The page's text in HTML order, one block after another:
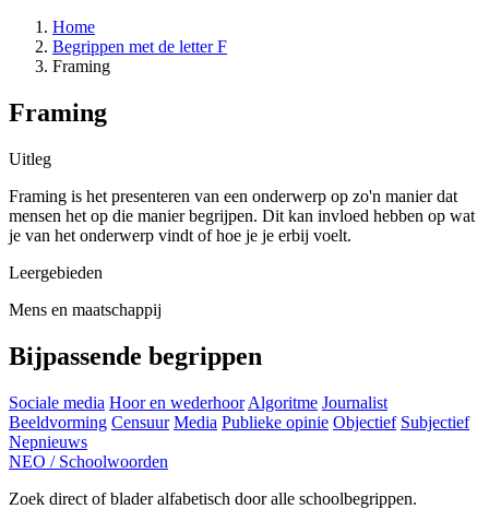
Home
Begrippen met de letter F
Framing
Framing
Uitleg
Framing is het presenteren van een onderwerp op zo'n manier dat
mensen het op die manier begrijpen. Dit kan invloed hebben op wat
je van het onderwerp vindt of hoe je je erbij voelt.
Leergebieden
Mens en maatschappij
Bijpassende begrippen
Sociale media Hoor en wederhoor Algoritme Journalist
Beeldvorming Censuur Media Publieke opinie Objectief Subjectief
Nepnieuws
NEO / Schoolwoorden
Zoek direct of blader alfabetisch door alle schoolbegrippen.